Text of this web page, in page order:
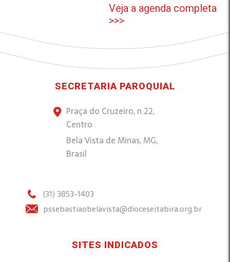
Veja a agenda completa
>>>
SECRETARIA PAROQUIAL
Praça do Cruzeiro, n.22,
Centro
Bela Vista de Minas, MG,
Brasil
(31) 3853-1403
pssebastiaobelavista@dioceseitabira.org.br
SITES INDICADOS